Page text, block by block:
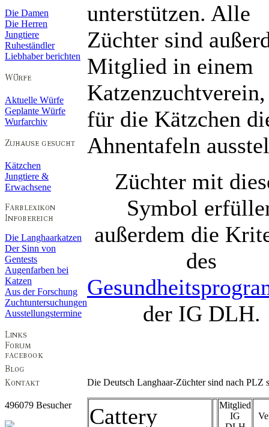
Die Damen
Die Herren
Jungtiere
Ruheständler
Liebhaber berichten
Aktuelle Würfe
Geplante Würfe
Wurfarchiv
Kätzchen
Jungtiere &
Erwachsene
Die Langhaarkatzen
Der Sinn von
Gentests
Augenfarben bei
Katzen
Aus der Forschung
Zuchtuntersuchungen
Ausstellungstermine
496079 Besucher
unterstützen. Alle
Züchter sind
Mitglied in einem
für die Kätzchen
Ahnentafeln
Züchter mit
Symbol
außerdem die
des
der IG DLH.
Die Deutsch Langhaar-Züchter sind nach PLZ
Cattery
Mitglied
IG